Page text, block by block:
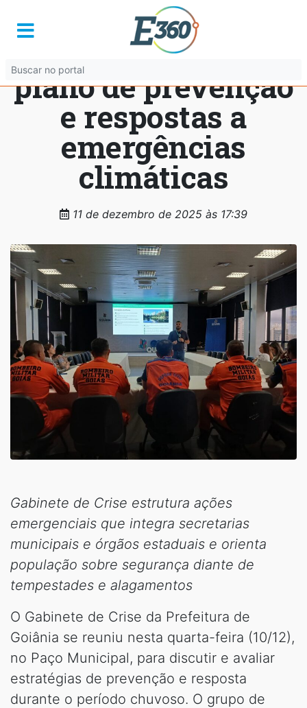
Prefeitura de
Goiânia estrutura
plano de prevenção
e respostas a
emergências
climáticas
11 de dezembro de 2025 às 17:39
Gabinete de Crise estrutura ações
emergenciais que integra secretarias
municipais e órgãos estaduais e orienta
população sobre segurança diante de
tempestades e alagamentos
O Gabinete de Crise da Prefeitura de
Goiânia se reuniu nesta quarta-feira (10/12),
no Paço Municipal, para discutir e avaliar
estratégias de prevenção e resposta
durante o período chuvoso. O grupo de